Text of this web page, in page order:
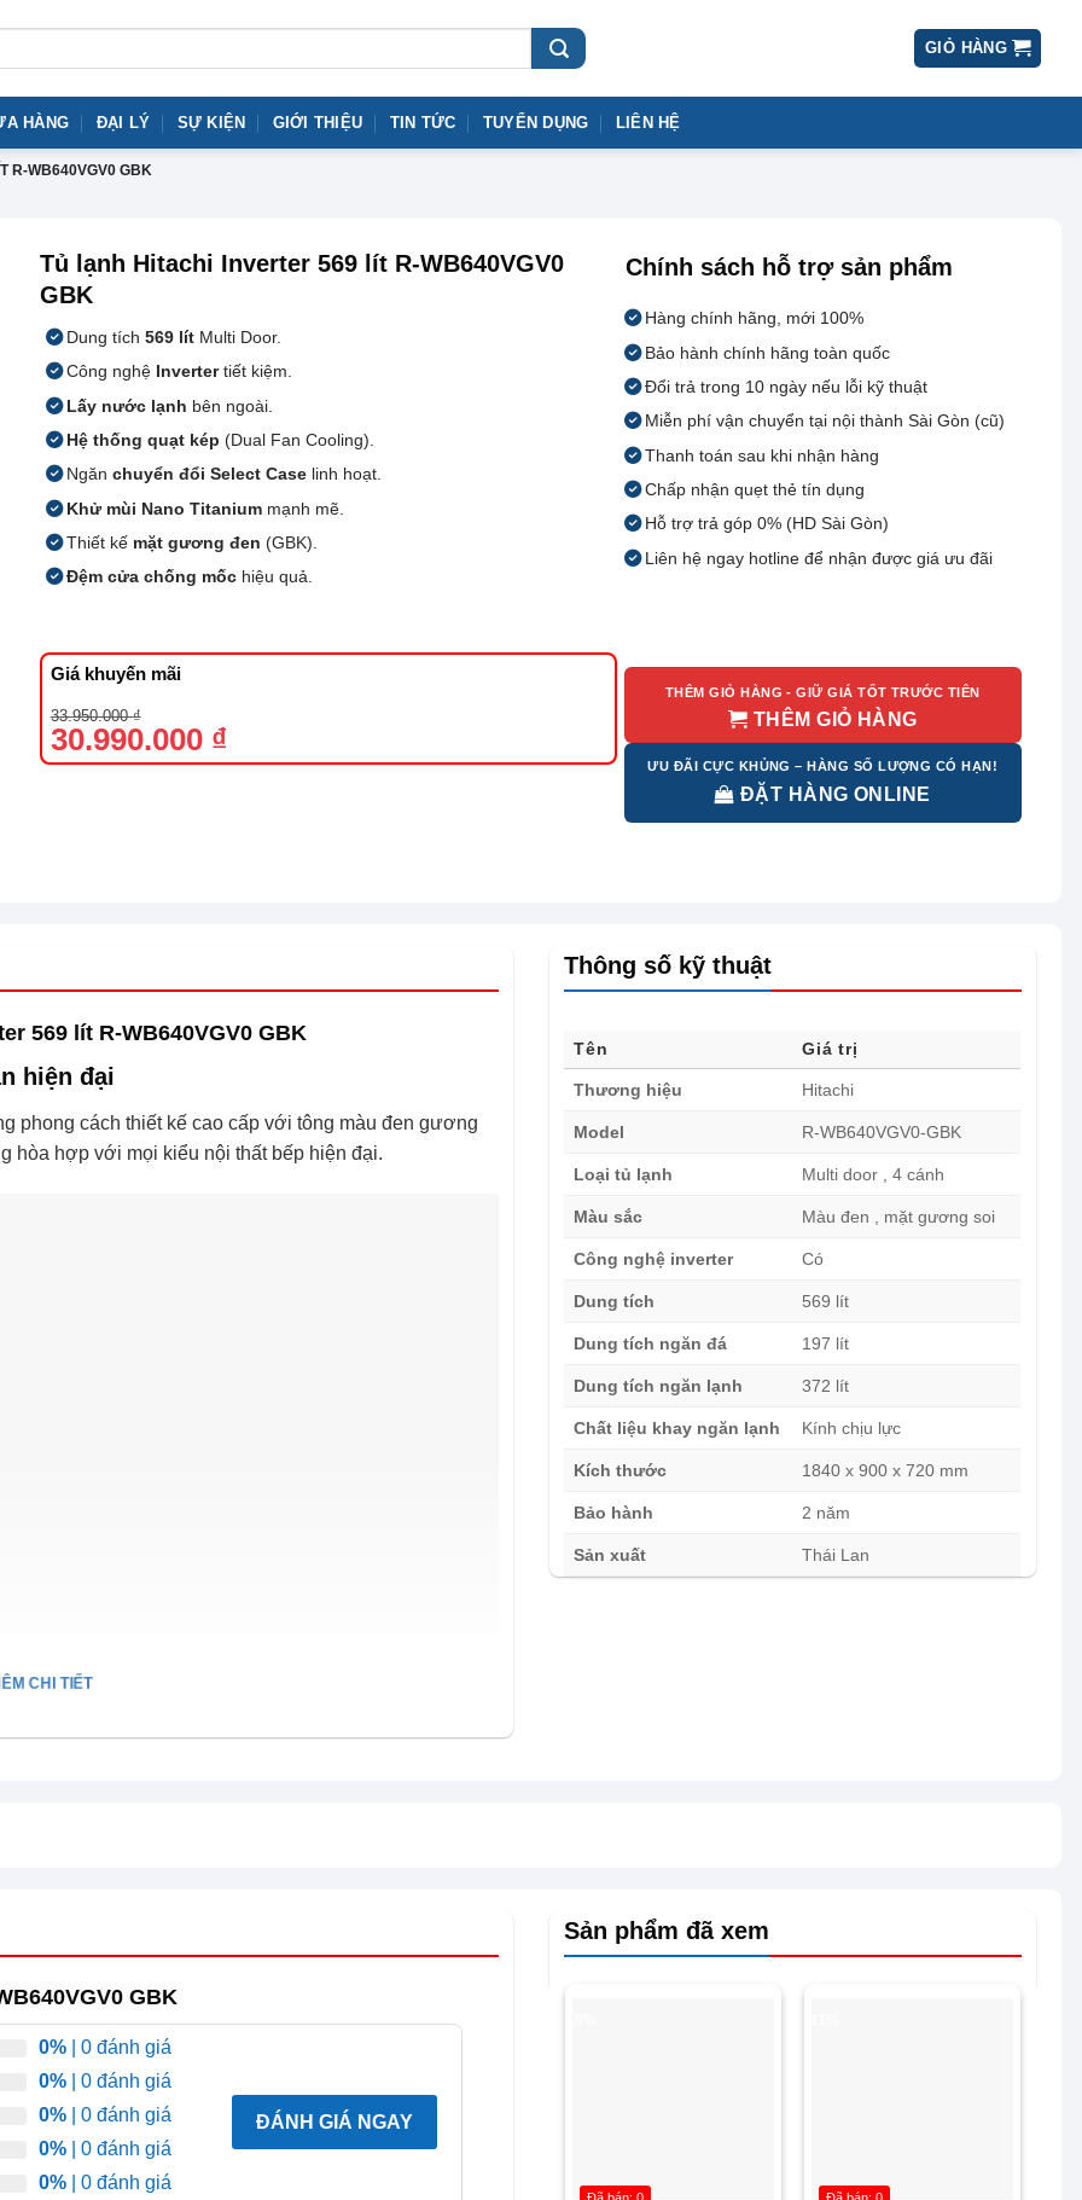
GIỎ HÀNG
HÀNG ĐẠI LÝ SỰ KIỆN GIỚI THIỆU TIN TỨC TUYỂN DỤNG LIÊN HỆ
R-WB640VGV0 GBK
Tủ lạnh Hitachi Inverter 569 lít R-WB640VGV0
GBK
Dung tích569 lít Multi Door.
Công nghệ Invertertiết kiệm.
Lấy nước lạnh bên ngoài.
Hệ thống quạt kép (Dual Fan Cooling).
Ngănchuyển đổi Select Case linh hoạt.
Khử mùi Nano Titanium mạnh mẽ.
Thiết kế mặt gương đen (GBK).
Đệm cửa chống mốc hiệu quả.
Chính sách hỗ trợ sản phẩm
Hàng chính hãng, mới 100%
Bảo hành chính hãng toàn quốc
Đổi trả trong 10 ngày nếu lỗi kỹ thuật
Miễn phí vận chuyển tại nội thành Sài Gòn (cũ)
Thanh toán sau khi nhận hàng
Chấp nhận quẹt thẻ tín dụng
Hỗ trợ trả góp 0% (HD Sài Gòn)
Liên hệ ngay hotline để nhận được giá ưu đãi
Giá khuyến mãi
33.950.000₫
Giá
gốc
là:
33.950.000 ₫.
30.990.000 ₫
Giá
hiện
tại
là:
THÊM GIỎ HÀNG - GIỮ GIÁ TỐT TRƯỚC TIÊN
THÊM GIỎ HÀNG
ƯU ĐÃI CỰC KHỦNG – HÀNG SỐ LƯỢNG CÓ HẠN!
ĐẶT HÀNG ONLINE
569 lít R-WB640VGV0 GBK
hiện đại
phong cách thiết kế cao cấp với tông màu đen gương
hòa hợp với mọi kiểu nội thất bếp hiện đại.
GBK Tay nắm ẩn tinh tế, thẩm mỹ
liền mạch. Điều này giúp không gian bếp trở nên sạch
CHI TIẾT
Thông số kỹ thuật
Tên Giá trị
Thương hiệu Hitachi
Model R-WB640VGV0-GBK
Loại tủ lạnh Multi door , 4 cánh
Màu sắc Màu đen , mặt gương soi
Công nghệ inverter Có
Dung tích 569 lít
Dung tích ngăn đá 197 lít
Dung tích ngăn lạnh 372 lít
Chất liệu khay ngăn lạnh Kính chịu lực
Kích thước 1840 x 900 x 720 mm
Bảo hành 2 năm
Sản xuất Thái Lan
GBK
0%| 0 đánh giá
0%| 0 đánh giá
0%| 0 đánh giá
0%| 0 đánh giá
0%| 0 đánh giá
ĐÁNH GIÁ NGAY
Sản phẩm đã xem